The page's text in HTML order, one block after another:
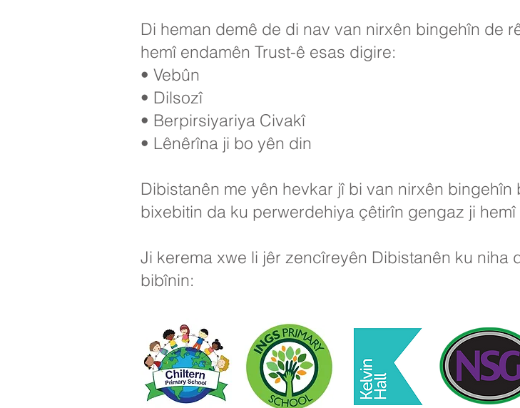
Di heman demê de di nav van nirxên bingehîn de
hemî endamên Trust-ê esas digire:
• Vebûn
• Dilsozî
• Berpirsiyariya Civakî
• Lênêrîna ji bo yên din
Dibistanên me yên hevkar jî bi van nirxên
bixebitin da ku perwerdehiya çêtirîn gengaz ji
Ji kerema xwe li jêr zencîreyên Dibistanên ku niha
bibînin: